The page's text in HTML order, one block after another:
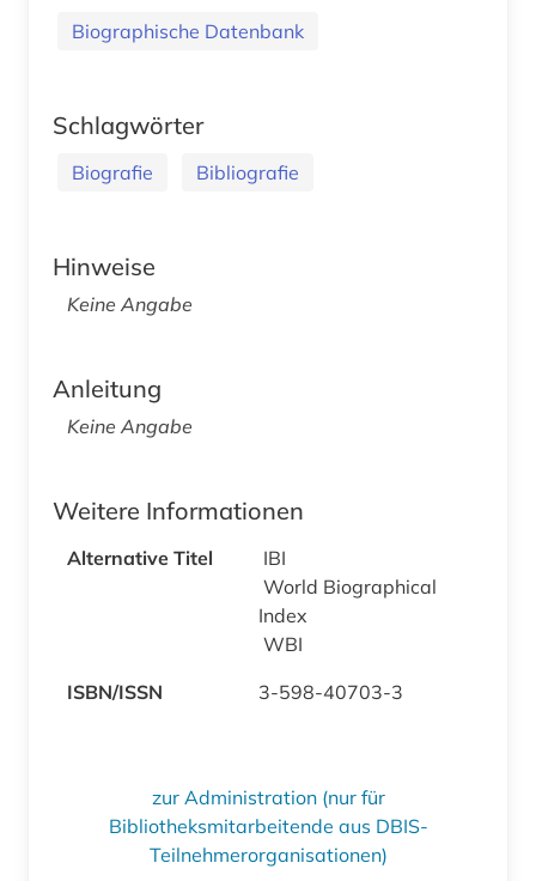
Biographische Datenbank
Schlagwörter
Biografie Bibliografie
Hinweise
Keine Angabe
Anleitung
Keine Angabe
Weitere Informationen
Alternative Titel
IBI
World Biographical
Index
WBI
ISBN/ISSN
3-598-40703-3
zur Administration (nur für
Bibliotheksmitarbeitende aus DBIS-
Teilnehmerorganisationen)